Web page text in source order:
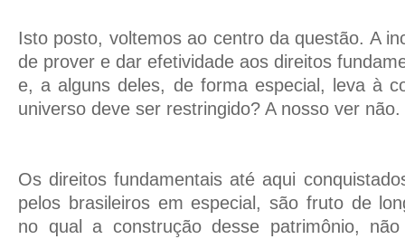
Isto posto, voltemos ao centro da questão. A
de prover e dar efetividade aos direitos
e, a alguns deles, de forma especial, leva à
universo deve ser restringido? A nosso ver não.
Os direitos fundamentais até aqui
pelos brasileiros em especial, são fruto de
no qual a construção desse patrimônio,